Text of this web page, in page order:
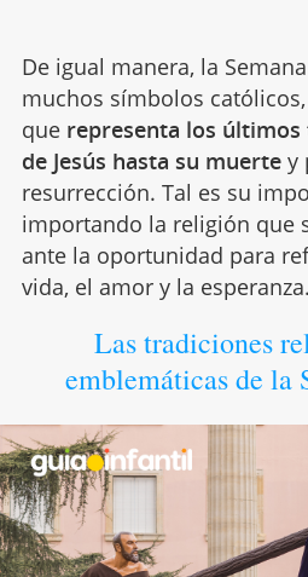
De igual manera, la
muchos símbolos
que representa los últimos
de Jesús hasta su muertey
resurrección. Tal es su
importando la religión que
ante la oportunidad para
vida, el amor y la esperanza.
Las tradiciones
emblemáticas de la